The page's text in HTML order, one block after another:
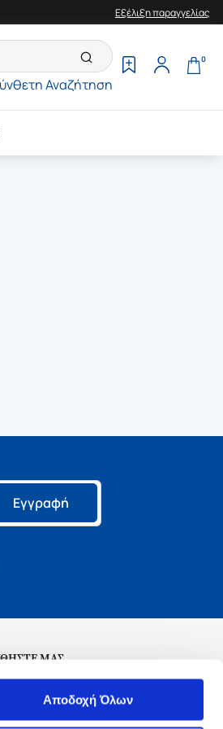
Αποδοχή Όλων
Εξέλιξη παραγγελίας
Αναζήτηση
0
Εγγραφή
ΜΑΣ